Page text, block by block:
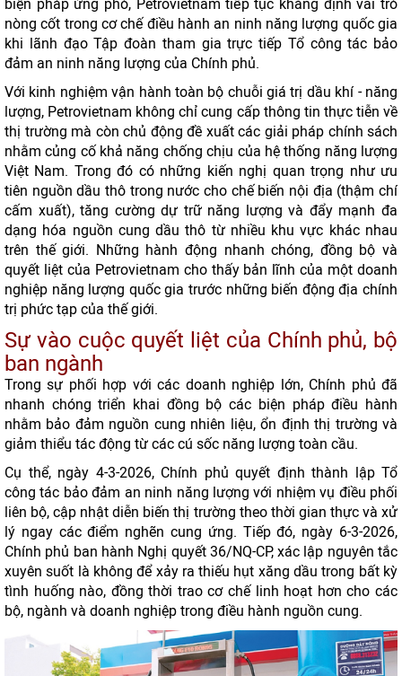
biện pháp ứng phó, Petrovietnam tiếp tục khẳng định vai trò
nòng cốt trong cơ chế điều hành an ninh năng lượng quốc gia
khi lãnh đạo Tập đoàn tham gia trực tiếp Tổ công tác bảo
đảm an ninh năng lượng của Chính phủ.
Với kinh nghiệm vận hành toàn bộ chuỗi giá trị dầu khí - năng
lượng, Petrovietnam không chỉ cung cấp thông tin thực tiễn về
thị trường mà còn chủ động đề xuất các giải pháp chính sách
nhằm củng cố khả năng chống chịu của hệ thống năng lượng
Việt Nam. Trong đó có những kiến nghị quan trọng như ưu
tiên nguồn dầu thô trong nước cho chế biến nội địa (thậm chí
cấm xuất), tăng cường dự trữ năng lượng và đẩy mạnh đa
dạng hóa nguồn cung dầu thô từ nhiều khu vực khác nhau
trên thế giới. Những hành động nhanh chóng, đồng bộ và
quyết liệt của Petrovietnam cho thấy bản lĩnh của một doanh
nghiệp năng lượng quốc gia trước những biến động địa chính
trị phức tạp của thế giới.
Sự vào cuộc quyết liệt của Chính phủ, bộ
ban ngành
Trong sự phối hợp với các doanh nghiệp lớn, Chính phủ đã
nhanh chóng triển khai đồng bộ các biện pháp điều hành
nhằm bảo đảm nguồn cung nhiên liệu, ổn định thị trường và
giảm thiểu tác động từ các cú sốc năng lượng toàn cầu.
Cụ thể, ngày 4-3-2026, Chính phủ quyết định thành lập Tổ
công tác bảo đảm an ninh năng lượng với nhiệm vụ điều phối
liên bộ, cập nhật diễn biến thị trường theo thời gian thực và xử
lý ngay các điểm nghẽn cung ứng. Tiếp đó, ngày 6-3-2026,
Chính phủ ban hành Nghị quyết 36/NQ-CP, xác lập nguyên tắc
xuyên suốt là không để xảy ra thiếu hụt xăng dầu trong bất kỳ
tình huống nào, đồng thời trao cơ chế linh hoạt hơn cho các
bộ, ngành và doanh nghiệp trong điều hành nguồn cung.